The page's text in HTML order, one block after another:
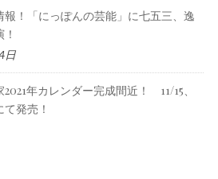
報！「にっぽんの芸能」に七五三、逸
日
年カレンダー完成間近！ 11/15、
発売！